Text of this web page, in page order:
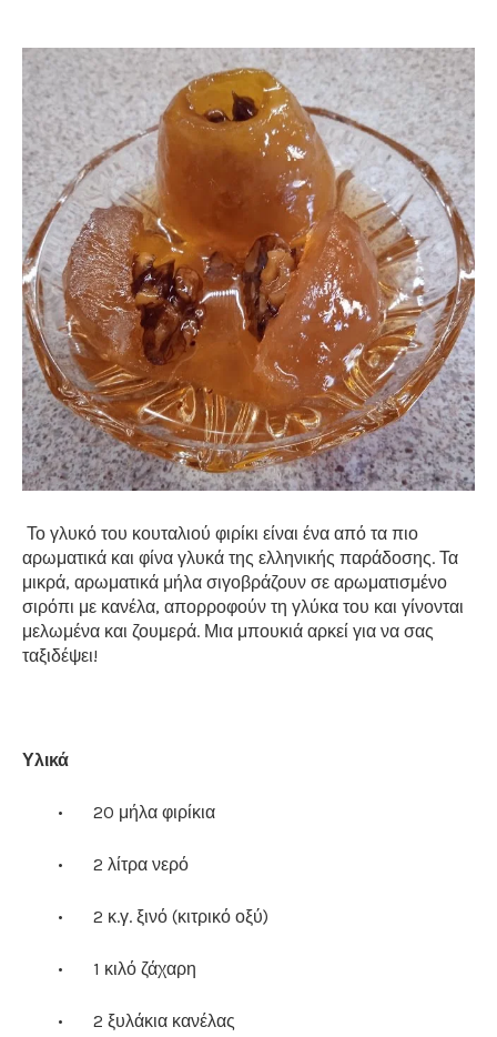
Το γλυκό του κουταλιού φιρίκι είναι ένα από τα πιο
αρωματικά και φίνα γλυκά της ελληνικής παράδοσης. Τα
μικρά, αρωματικά μήλα σιγοβράζουν σε αρωματισμένο
σιρόπι με κανέλα, απορροφούν τη γλύκα του και γίνονται
μελωμένα και ζουμερά. Μια μπουκιά αρκεί για να σας
ταξιδέψει!
Υλικά
• 20 μήλα φιρίκια
• 2 λίτρα νερό
• 2 κ.γ. ξινό (κιτρικό οξύ)
• 1 κιλό ζάχαρη
• 2 ξυλάκια κανέλας